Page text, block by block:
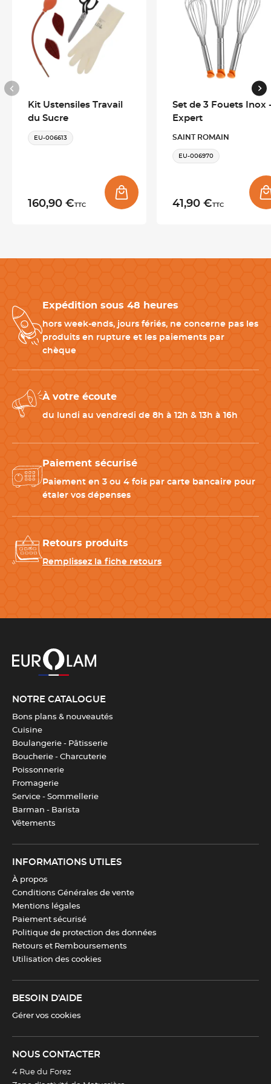
Organisation optimale : un système de rangement
modulable et intelligent
Grâce à sa conception en 3 modules distincts
, cette servante
s’adapte à tous vos besoins :
-
: parfait pour
petits accessoires et consommables
Une mallette intermédiaire grande capacité
ustensiles et matériel courant
Un coffre inférieur profond
permettant une organisation sur-mesure selon votre activité.
Résultat : un rangement clair, structuré et ultra efficace.
- Système de fermeturesécurisé pour protéger votre matériel
Une servante pensée pour les professionnels et les
déplacement, pâtissiers et traiteurs, étudiants en CAP /
formation cuisine, professionnels recherchant une solution
CARACTÉRISTIQUES TECHNIQUES
Matériau
Couleur(s)
Télécharger la fiche produit
Kit Ustensiles Travail
du Sucre
EU-006613
160,90 €TTC
Set de 3 Fouets Inox
Expert
SAINT ROMAIN
EU-006970
41,90 €TTC
Expédition sous 48 heures
hors week-ends, jours fériés, ne concerne pas les
produits en rupture et les paiements par
chèque
À votre écoute
du lundi au vendredi de 8h à 12h & 13h à 16h
Paiement sécurisé
Paiement en 3 ou 4 fois par carte bancaire pour
étaler vos dépenses
Retours produits
Remplissez la fiche retours
NOTRE CATALOGUE
Bons plans & nouveautés
Cuisine
Boulangerie - Pâtisserie
Boucherie - Charcuterie
Poissonnerie
Fromagerie
Service - Sommellerie
Barman - Barista
Vêtements
INFORMATIONS UTILES
À propos
Conditions Générales de vente
Mentions légales
Paiement sécurisé
Politique de protection des données
Retours et Remboursements
Utilisation des cookies
BESOIN D'AIDE
Gérer vos cookies
NOUS CONTACTER
4 Rue du Forez